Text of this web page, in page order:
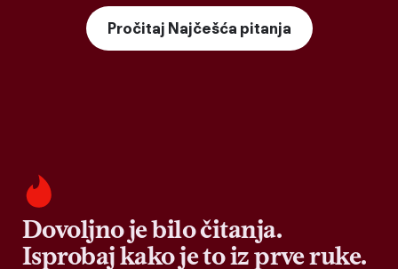
Pročitaj Najčešća pitanja
Dovoljno je bilo čitanja.
Isprobaj kako je to iz prve ruke.